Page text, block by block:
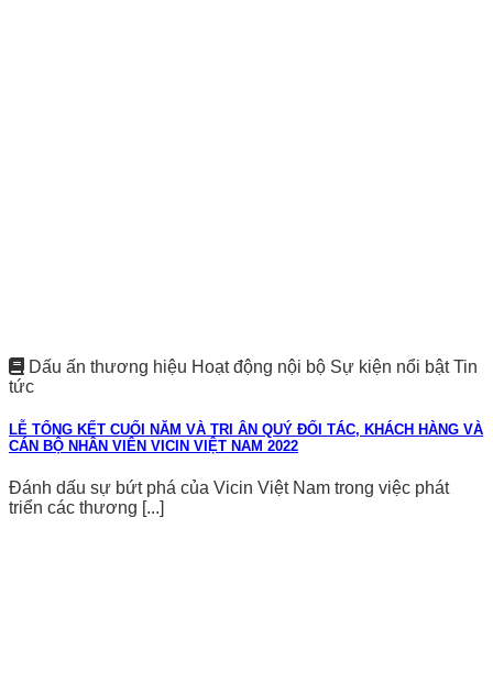
Dấu ấn thương hiệu Hoạt động nội bộ Sự kiện nổi bật Tin
tức
LỄ TỔNG KẾT CUỐI NĂM VÀ TRI ÂN QUÝ ĐỐI TÁC, KHÁCH HÀNG VÀ
CÁN BỘ NHÂN VIÊN VICIN VIỆT NAM 2022
Đánh dấu sự bứt phá của Vicin Việt Nam trong việc phát
triển các thương [...]